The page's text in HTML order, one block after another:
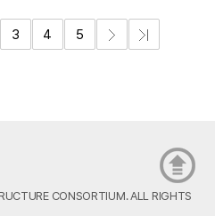
3 4 5
CONSORTIUM. ALL RIGHTS